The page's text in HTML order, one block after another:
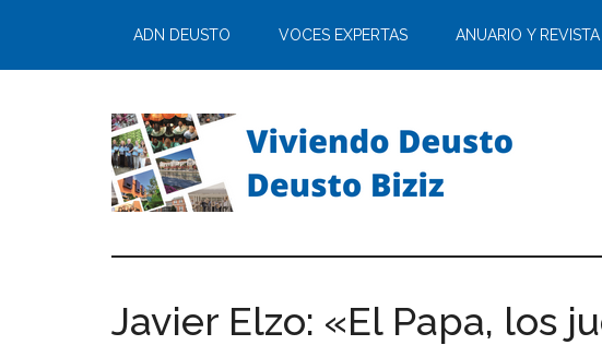
ADN DEUSTO VOCES EXPERTAS ANUARIO Y
Javier Elzo: «El Papa, los